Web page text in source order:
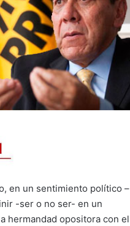
en un sentimiento político –
-ser o no ser- en un
hermandad opositora con el